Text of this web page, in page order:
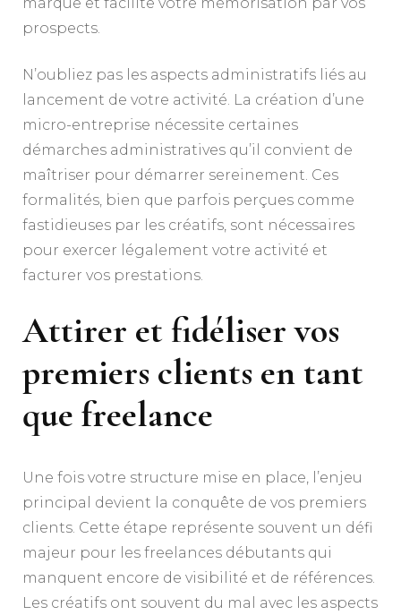
prospects.
N’oubliez pas les aspects administratifs liés au
lancement de votre activité. La création d’une
micro-entreprise nécessite certaines
démarches administratives qu’il convient de
maîtriser pour démarrer sereinement. Ces
formalités, bien que parfois perçues comme
fastidieuses par les créatifs, sont nécessaires
pour exercer légalement votre activité et
facturer vos prestations.
Attirer et fidéliser vos
premiers clients en tant
que freelance
Une fois votre structure mise en place, l’enjeu
principal devient la conquête de vos premiers
clients. Cette étape représente souvent un défi
majeur pour les freelances débutants qui
manquent encore de visibilité et de références.
Les créatifs ont souvent du mal avec les aspects